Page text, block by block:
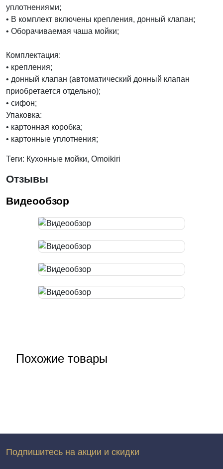
уплотнениями;
• В комплект включены крепления, донный клапан;
• Оборачиваемая чаша мойки;
Комплектация:
• крепления;
• донный клапан (автоматический донный клапан
приобретается отдельно);
• сифон;
Упаковка:
• картонная коробка;
• картонные уплотнения;
Теги: Кухонные мойки, Omoikiri
Отзывы
Видеообзор
Похожие товары
Подпишитесь на акции и скидки